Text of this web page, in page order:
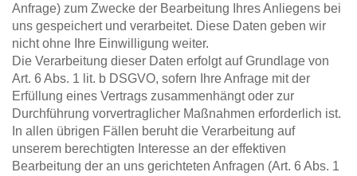
Anfrage) zum Zwecke der Bearbeitung Ihres Anliegens bei
uns gespeichert und verarbeitet. Diese Daten geben wir
nicht ohne Ihre Einwilligung weiter.
Die Verarbeitung dieser Daten erfolgt auf Grundlage von
Art. 6 Abs. 1 lit. b DSGVO, sofern Ihre Anfrage mit der
Erfüllung eines Vertrags zusammenhängt oder zur
Durchführung vorvertraglicher Maßnahmen erforderlich ist.
In allen übrigen Fällen beruht die Verarbeitung auf
unserem berechtigten Interesse an der effektiven
Bearbeitung der an uns gerichteten Anfragen (Art. 6 Abs. 1